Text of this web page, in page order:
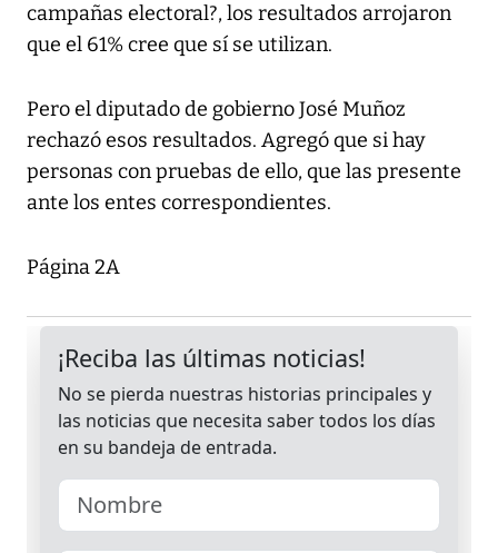
campañas electoral?, los resultados arrojaron
que el 61% cree que sí se utilizan.
Pero el diputado de gobierno José Muñoz
rechazó esos resultados. Agregó que si hay
personas con pruebas de ello, que las presente
ante los entes correspondientes.
Página 2A